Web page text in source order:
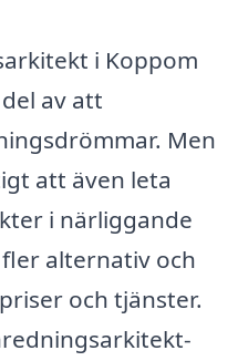
i Koppom
av att
Men
att även leta
i närliggande
alternativ och
och tjänster.